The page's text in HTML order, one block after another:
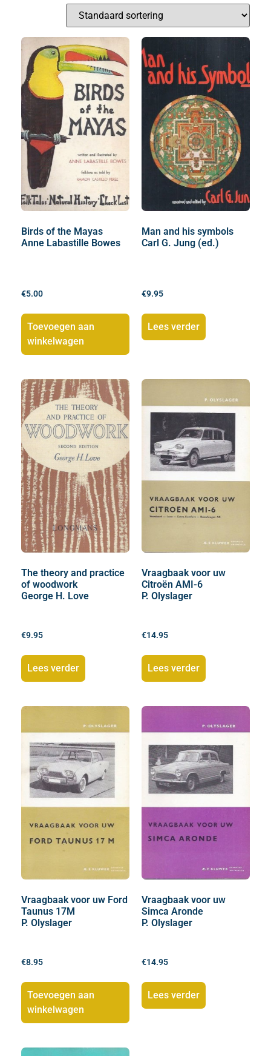
Birds of the Mayas
Anne Labastille Bowes
€5.00
Toevoegen aan
winkelwagen
Man and his symbols
Carl G. Jung (ed.)
€9.95
Lees verder
The theory and practice
of woodwork
George H. Love
€9.95
Lees verder
Vraagbaak voor uw
Citroën AMI-6
P. Olyslager
€14.95
Lees verder
Vraagbaak voor uw Ford
Taunus 17M
P. Olyslager
€8.95
Toevoegen aan
winkelwagen
Vraagbaak voor uw
Simca Aronde
P. Olyslager
€14.95
Lees verder